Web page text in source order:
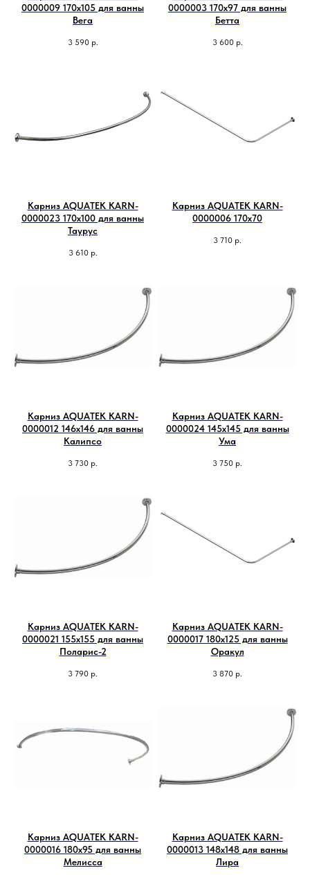
0000009 170х105 для ванны
Вега
3 590 р.
0000003 170х97 для ванны
Бетта
3 600 р.
Карниз AQUATEK KARN-
0000023 170х100 для ванны
Таурус
3 610 р.
Карниз AQUATEK KARN-
0000006 170х70
3 710 р.
Карниз AQUATEK KARN-
0000012 146х146 для ванны
Калипсо
3 730 р.
Карниз AQUATEK KARN-
0000024 145х145 для ванны
Ума
3 750 р.
Карниз AQUATEK KARN-
0000021 155х155 для ванны
Поларис-2
3 790 р.
Карниз AQUATEK KARN-
0000017 180х125 для ванны
Оракул
3 870 р.
Карниз AQUATEK KARN-
0000016 180х95 для ванны
Мелисса
Карниз AQUATEK KARN-
0000013 148х148 для ванны
Лира